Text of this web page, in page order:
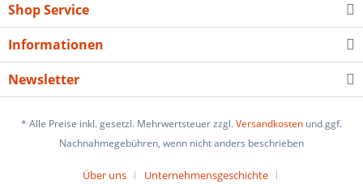
Shop Service
Informationen
Newsletter
* Alle Preise inkl. gesetzl. Mehrwertsteuer zzgl.Versandkosten und ggf.
Nachnahmegebühren, wenn nicht anders beschrieben
Über uns
Unternehmensgeschichte